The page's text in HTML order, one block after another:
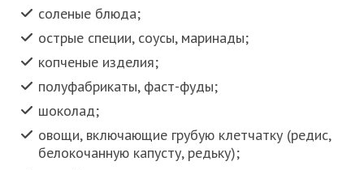
соленые блюда;
острые специи, соусы, маринады;
копченые изделия;
полуфабрикаты, фаст-фуды;
шоколад;
овощи, включающие грубую клетчатку (редис,
белокочанную капусту, редьку);